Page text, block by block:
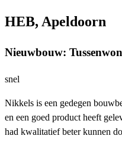
HEB, Apeldoorn
Nieuwbouw:
snel
Nikkels is een gedegen
en een goed product heeft
had kwalitatief beter kunnen